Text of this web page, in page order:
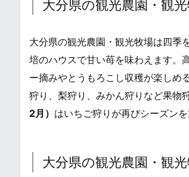
大分県の観光農園・観
大分県の観光農園・観光牧場は四季
培のハウスで甘い苺を味わえます。
ー摘みやとうもろこし収穫が楽しめ
狩り、梨狩り、みかん狩りなど果物
2月） はいちご狩りが再びシーズン
大分県の観光農園・観